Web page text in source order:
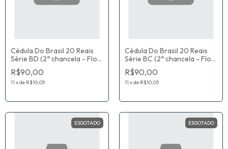
Cédula Do Brasil 20 Reais
Série BD (2ª chancela - Flor
De Estampa) Guido Mantega
/ Alexandre Antonio Tombini
R$90,00
11 xde R$10,05
Cédula Do Brasil 20 Reais
Série BC (2ª chancela - Flor
De Estampa) Guido Mantega
/ Alexandre Antonio Tombini
R$90,00
11 xde R$10,05
ESGOTADO ESGOTADO